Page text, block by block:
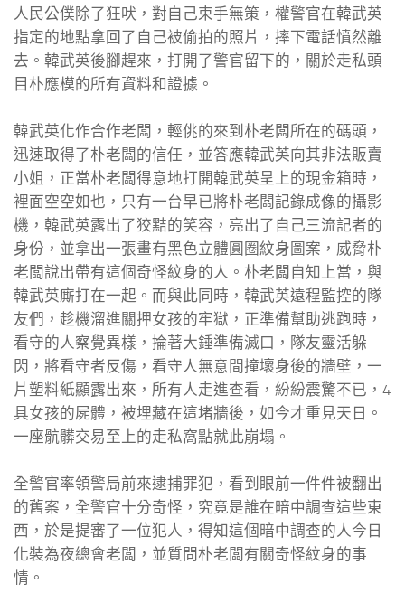
人民公僕除了狂吠，對自己束手無策，權警官在韓武英
指定的地點拿回了自己被偷拍的照片，摔下電話憤然離
去。韓武英後腳趕來，打開了警官留下的，關於走私頭
目朴應模的所有資料和證據。
韓武英化作合作老闆，輕佻的來到朴老闆所在的碼頭，
迅速取得了朴老闆的信任，並答應韓武英向其非法販賣
小姐，正當朴老闆得意地打開韓武英呈上的現金箱時，
裡面空空如也，只有一台早已將朴老闆記錄成像的攝影
機，韓武英露出了狡黠的笑容，亮出了自己三流記者的
身份，並拿出一張畫有黑色立體圓圈紋身圖案，威脅朴
老闆說出帶有這個奇怪紋身的人。朴老闆自知上當，與
韓武英廝打在一起。而與此同時，韓武英遠程監控的隊
友們，趁機溜進關押女孩的牢獄，正準備幫助逃跑時，
看守的人察覺異樣，掄著大錘準備滅口，隊友靈活躲
閃，將看守者反傷，看守人無意間撞壞身後的牆壁，一
片塑料紙顯露出來，所有人走進查看，紛紛震驚不已，4
具女孩的屍體，被埋藏在這堵牆後，如今才重見天日。
一座骯髒交易至上的走私窩點就此崩塌。
全警官率領警局前來逮捕罪犯，看到眼前一件件被翻出
的舊案，全警官十分奇怪，究竟是誰在暗中調查這些東
西，於是提審了一位犯人，得知這個暗中調查的人今日
化裝為夜總會老闆，並質問朴老闆有關奇怪紋身的事
情。